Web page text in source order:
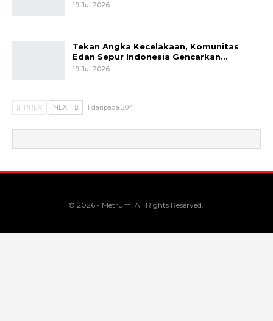
19 Jul 2026
Tekan Angka Kecelakaan, Komunitas
Edan Sepur Indonesia Gencarkan…
19 Jul 2026
PREV NEXT 1 daripada 204
© 2026 - Metrum. All Rights Reserved.